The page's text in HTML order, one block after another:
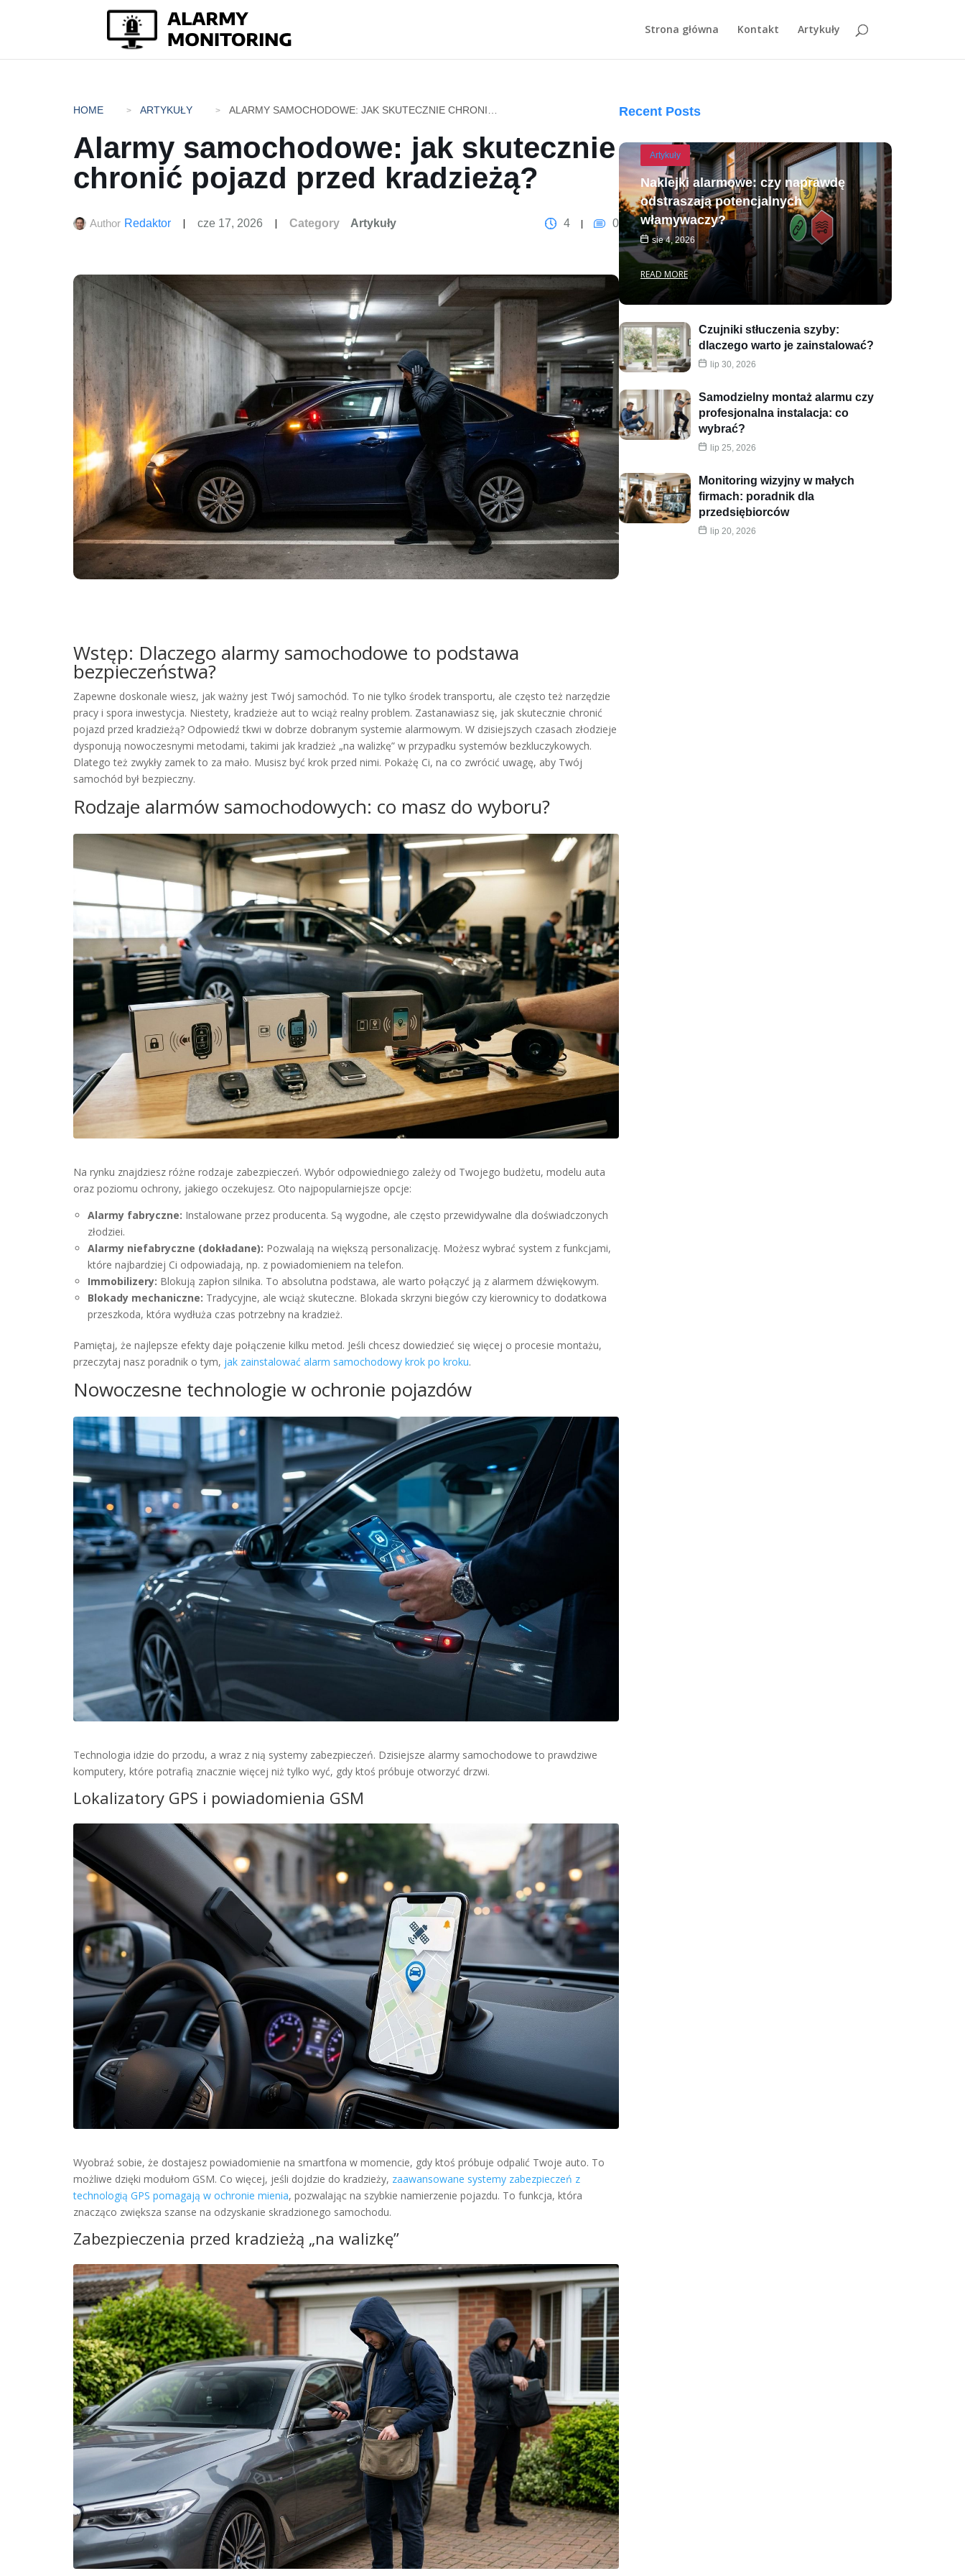
Strona główna Kontakt Artykuły
HOME ARTYKUŁY
Alarmy samochodowe: jak skutecznie
chronić pojazd przed kradzieżą?
Author Redaktor cze 17, 2026 Category Artykuły 4 0
Wstęp: Dlaczego alarmy samochodowe to podstawa
bezpieczeństwa?
Zapewne doskonale wiesz, jak ważny jest Twój samochód. To nie tylko środek transportu, ale często też narzędzie
pracy i spora inwestycja. Niestety, kradzieże aut to wciąż realny problem. Zastanawiasz się, jak skutecznie chronić
pojazd przed kradzieżą? Odpowiedź tkwi w dobrze dobranym systemie alarmowym. W dzisiejszych czasach złodzieje
dysponują nowoczesnymi metodami, takimi jak kradzież „na walizkę” w przypadku systemów bezkluczykowych.
Dlatego też zwykły zamek to za mało. Musisz być krok przed nimi. Pokażę Ci, na co zwrócić uwagę, aby Twój
samochód był bezpieczny.
Rodzaje alarmów samochodowych: co masz do wyboru?
Na rynku znajdziesz różne rodzaje zabezpieczeń. Wybór odpowiedniego zależy od Twojego budżetu, modelu auta
oraz poziomu ochrony, jakiego oczekujesz. Oto najpopularniejsze opcje:
Alarmy fabryczne: Instalowane przez producenta. Są wygodne, ale często przewidywalne dla doświadczonych
złodziei.
Alarmy niefabryczne (dokładane): Pozwalają na większą personalizację. Możesz wybrać system z funkcjami,
które najbardziej Ci odpowiadają, np. z powiadomieniem na telefon.
Immobilizery: Blokują zapłon silnika. To absolutna podstawa, ale warto połączyć ją z alarmem dźwiękowym.
Blokady mechaniczne: Tradycyjne, ale wciąż skuteczne. Blokada skrzyni biegów czy kierownicy to dodatkowa
przeszkoda, która wydłuża czas potrzebny na kradzież.
Pamiętaj, że najlepsze efekty daje połączenie kilku metod. Jeśli chcesz dowiedzieć się więcej o procesie montażu,
przeczytaj nasz poradnik o tym, jak zainstalować alarm samochodowy krok po kroku.
Nowoczesne technologie w ochronie pojazdów
Technologia idzie do przodu, a wraz z nią systemy zabezpieczeń. Dzisiejsze alarmy samochodowe to prawdziwe
komputery, które potrafią znacznie więcej niż tylko wyć, gdy ktoś próbuje otworzyć drzwi.
Lokalizatory GPS i powiadomienia GSM
Wyobraź sobie, że dostajesz powiadomienie na smartfona w momencie, gdy ktoś próbuje odpalić Twoje auto. To
możliwe dzięki modułom GSM. Co więcej, jeśli dojdzie do kradzieży, zaawansowane systemy zabezpieczeń z
technologią GPS pomagają w ochronie mienia, pozwalając na szybkie namierzenie pojazdu. To funkcja, która
znacząco zwiększa szanse na odzyskanie skradzionego samochodu.
Zabezpieczenia przed kradzieżą „na walizkę”
Recent Posts
Artykuły
Naklejki alarmowe: czy naprawdę
odstraszają potencjalnych
włamywaczy?
sie 4, 2026
READ MORE
Czujniki stłuczenia szyby:
dlaczego warto je zainstalować?
lip 30, 2026
Samodzielny montaż alarmu czy
profesjonalna instalacja: co
wybrać?
lip 25, 2026
Monitoring wizyjny w małych
firmach: poradnik dla
przedsiębiorców
lip 20, 2026